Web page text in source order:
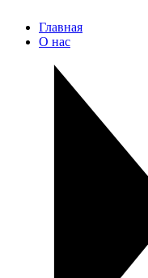
Главная
О нас